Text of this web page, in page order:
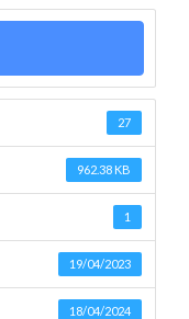
27
962.38 KB
1
19/04/2023
18/04/2024